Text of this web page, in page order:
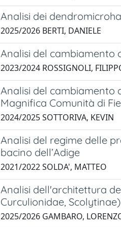
Analisi dei
2025/2026 BERTI, DANIELE
Analisi del cambiamento
2023/2024 ROSSIGNOLI,
Analisi del cambiamento
Magnifica Comunità di
2024/2025 SOTTORIVA, KEVIN
Analisi del regime delle
bacino dell’Adige
2021/2022 SOLDA', MATTEO
Analisi dell'architettura
Curculionidae,
2025/2026 GAMBARO,